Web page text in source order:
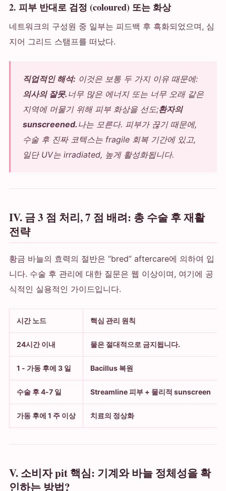
2. 피부 반대로 검정 (coloured) 또는 화상
네트워크의 구성원 중 일부는 피드백 후 흑화되었으며, 심
지어 그리드 스탬프를 떠났다.
직업적인 해석: 이것은 보통 두 가지 이유 때문에:
의사의 잘못. 너무 많은 에너지 또는 너무 오래 같은
지역에 머물기 위해 피부 화상을 선도;환자의
sunscreened. 나는 모른다. 피부가 끊기 때문에,
수술 후 진짜 코텍스는 fragile 회복 기간에 있고,
일단 UV는 irradiated, 높게 활성화됩니다.
IV. 금 3 점 처리, 7 점 배려: 총 수술 후 재활
전략
황금 바늘의 효력의 절반은 “bred” aftercare에 의하여 입
니다. 수술 후 관리에 대한 질문은 웹 이상이며, 여기에 공
식적인 실용적인 가이드입니다.
시간 노드 핵심 관리 원칙
24시간 이내 물은 절대적으로 금지됩니다.
1 - 가동 후에 3 일 Bacillus 복원
수술 후 4-7 일 Streamline 피부 + 물리적 sunscreen
가동 후에 1 주 이상 치료의 정상화
V. 소비자 pit 핵심: 기계와 바늘 정체성을 확
인하는 방법?